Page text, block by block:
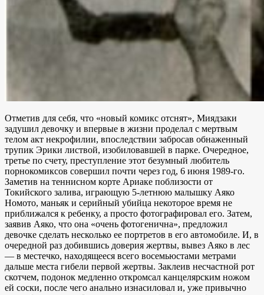
Отметив для себя, что «новый комикс отснят», Миядзаки
задушил девочку и впервые в жизни проделал с мертвым
телом акт некрофилии, впоследствии забросав обнаженный
трупик Эрики листвой, изобиловавшей в парке. Очередное,
третье по счету, преступление этот безумный любитель
порнокомиксов совершил почти через год, 6 июня 1989-го.
Заметив на теннисном корте Ариаке поблизости от
Токийского залива, играющую 5-летнюю малышку Аяко
Номото, маньяк и серийный убийца некоторое время не
приближался к ребенку, а просто фотографировал его. Затем,
заявив Аяко, что она «очень фотогенична», предложил
девочке сделать несколько ее портретов в его автомобиле. И, в
очередной раз добившись доверия жертвы, вывез Аяко в лес
— в местечко, находящееся всего восемьюстами метрами
дальше места гибели первой жертвы. Заклеив несчастной рот
скотчем, подонок медленно откромсал канцелярским ножом
ей соски, после чего анально изнасиловал и, уже привычно